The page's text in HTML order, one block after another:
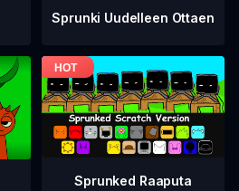
Sprunki Uudelleen Ottaen
Sprunked Raaputa